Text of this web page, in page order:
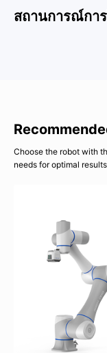
สถานการณ์กา
Choose the robot with
needs for optimal